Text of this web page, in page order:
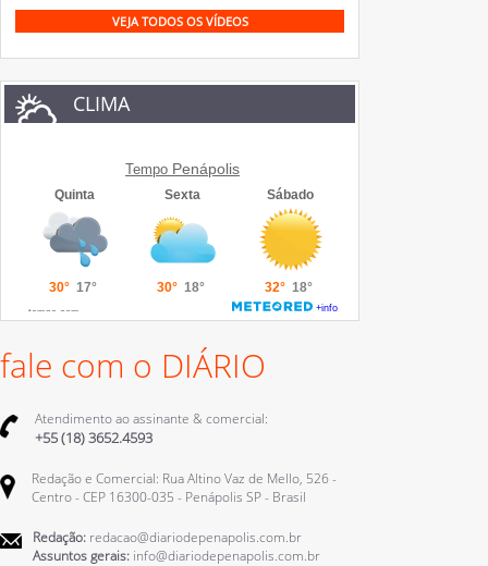
VEJA TODOS OS VÍDEOS
CLIMA
Tempo Penápolis
fale com o DIÁRIO
Atendimento ao assinante & comercial:
+55 (18) 3652.4593
Redação e Comercial: Rua Altino Vaz de Mello, 526 -
Centro - CEP 16300-035 - Penápolis SP - Brasil
Redação: redacao@diariodepenapolis.com.br
Assuntos gerais: info@diariodepenapolis.com.br